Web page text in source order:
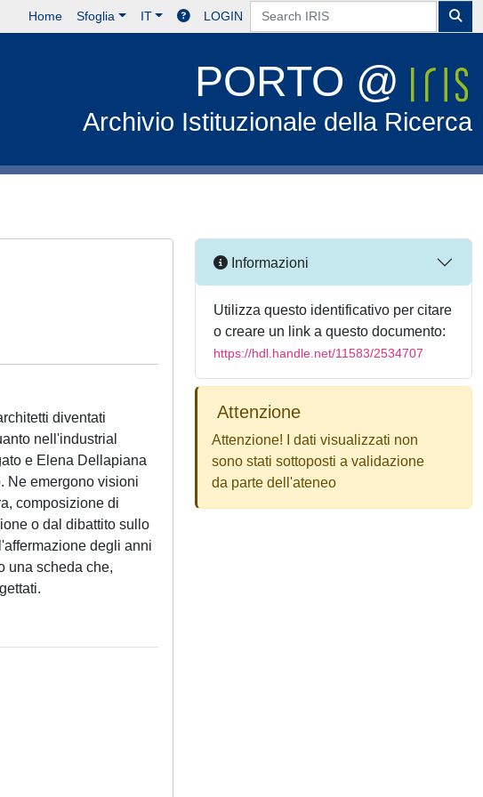
Home Sfoglia IT LOGIN
PORTO @
Archivio Istituzionale della Ricerca
diventati
nell'industrial
e Elena Dellapiana
Ne emergono visioni
composizione di
o dal dibattito sullo
degli anni
una scheda che,
Informazioni
Utilizza questo identificativo per citare
o creare un link a questo documento:
https://hdl.handle.net/11583/2534707
Attenzione
Attenzione! I dati visualizzati non
sono stati sottoposti a validazione
da parte dell'ateneo